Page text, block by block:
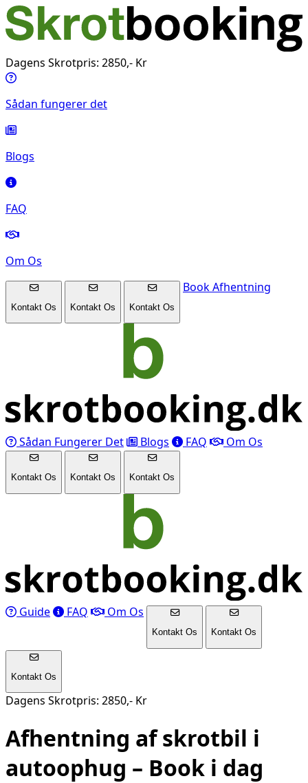
Dagens Skrotpris: 2850,- Kr
Sådan fungerer det
Blogs
FAQ
Om Os
Kontakt Os Kontakt Os Kontakt Os
Book Afhentning
Sådan Fungerer Det Blogs FAQ Om Os
Kontakt Os Kontakt Os Kontakt Os
Guide FAQ Om Os
Kontakt Os Kontakt Os
Kontakt Os
Dagens Skrotpris: 2850,- Kr
Afhentning af skrotbil i
autoophug – Book i dag